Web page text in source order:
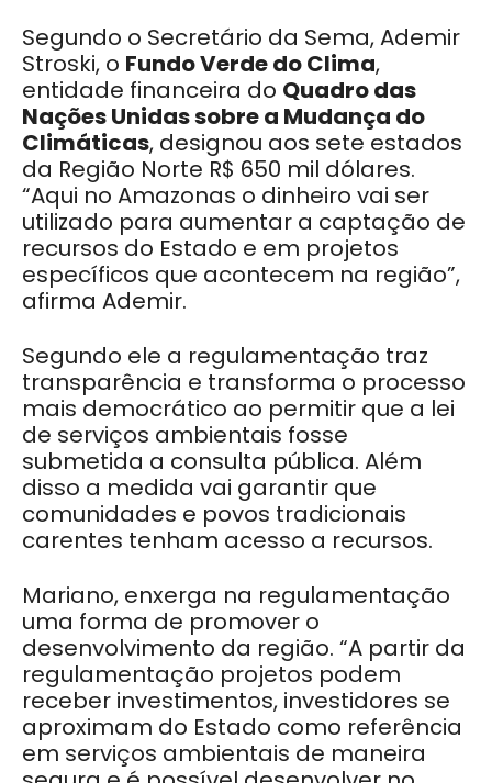
Segundo o Secretário da Sema, Ademir
Stroski, o Fundo Verde do Clima,
entidade financeira do Quadro das
Nações Unidas sobre a Mudança do
Climáticas, designou aos sete estados
da Região Norte R$ 650 mil dólares.
“Aqui no Amazonas o dinheiro vai ser
utilizado para aumentar a captação de
recursos do Estado e em projetos
específicos que acontecem na região”,
afirma Ademir.
Segundo ele a regulamentação traz
transparência e transforma o processo
mais democrático ao permitir que a lei
de serviços ambientais fosse
submetida a consulta pública. Além
disso a medida vai garantir que
comunidades e povos tradicionais
carentes tenham acesso a recursos.
Mariano, enxerga na regulamentação
uma forma de promover o
desenvolvimento da região. “A partir da
regulamentação projetos podem
receber investimentos, investidores se
aproximam do Estado como referência
em serviços ambientais de maneira